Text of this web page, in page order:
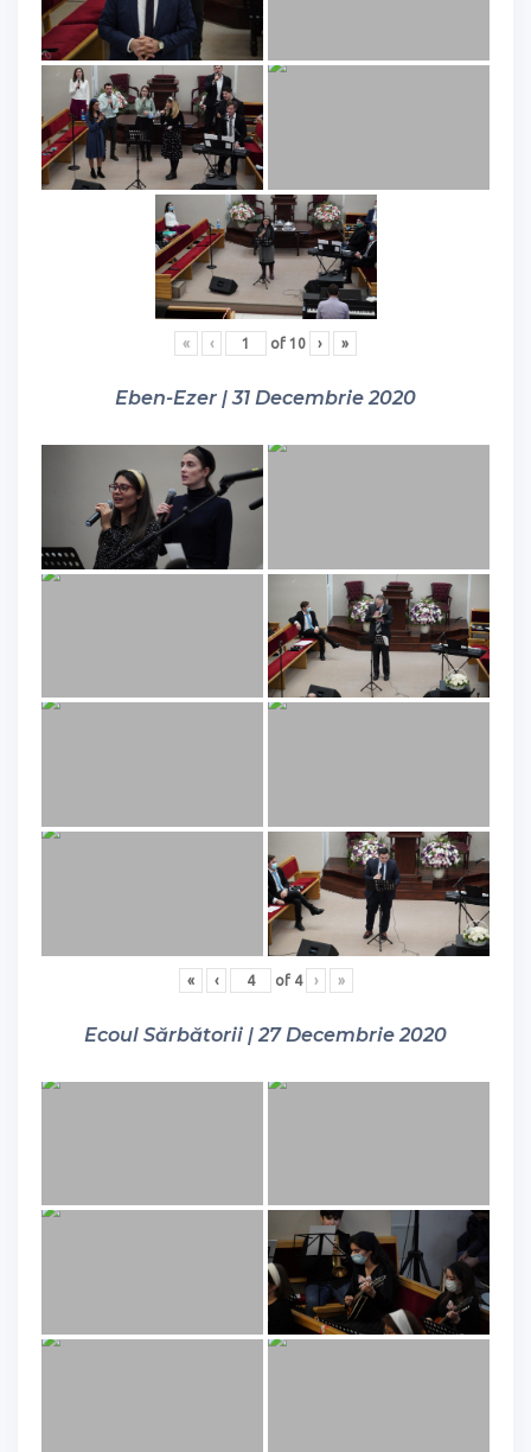
« ‹ of 10 › »
Eben-Ezer | 31 Decembrie 2020
« ‹ of 4 › »
Ecoul Sărbătorii | 27 Decembrie 2020